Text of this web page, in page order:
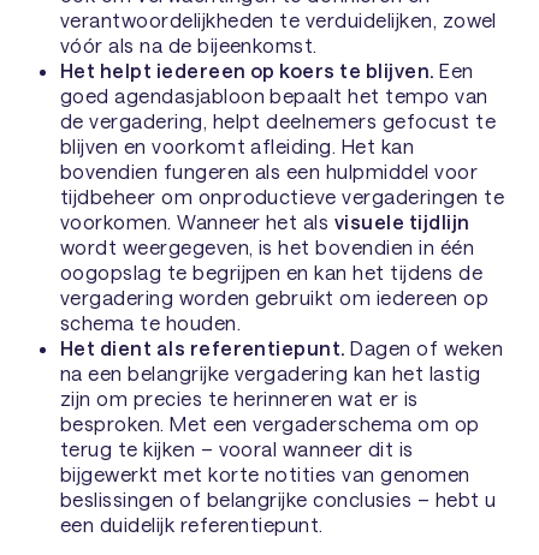
verantwoordelijkheden te verduidelijken, zowel
vóór als na de bijeenkomst.
Het helpt iedereen op koers te blijven.Een
goed agendasjabloon bepaalt het tempo van
de vergadering, helpt deelnemers gefocust te
blijven en voorkomt afleiding. Het kan
bovendien fungeren als een hulpmiddel voor
tijdbeheer om onproductieve vergaderingen te
voorkomen. Wanneer het als visuele tijdlijn
wordt weergegeven, is het bovendien in één
oogopslag te begrijpen en kan het tijdens de
vergadering worden gebruikt om iedereen op
schema te houden.
Het dient als referentiepunt.Dagen of weken
na een belangrijke vergadering kan het lastig
zijn om precies te herinneren wat er is
besproken. Met een vergaderschema om op
terug te kijken – vooral wanneer dit is
bijgewerkt met korte notities van genomen
beslissingen of belangrijke conclusies – hebt u
een duidelijk referentiepunt.